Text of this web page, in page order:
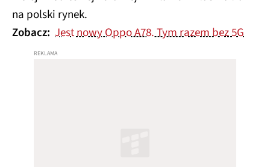
na polski rynek.
Zobacz: Jest nowy Oppo A78. Tym razem bez 5G